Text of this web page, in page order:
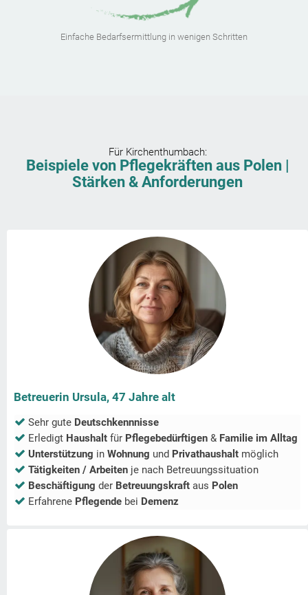
Einfache Bedarfsermittlung in wenigen Schritten
Für Kirchenthumbach:
Beispiele von Pflegekräften aus Polen |
Stärken & Anforderungen
Betreuerin Ursula, 47 Jahre alt
Sehr gute Deutschkennnisse
Erledigt Haushalt für Pflegebedürftigen & Familie im Alltag
Unterstützung in Wohnung und Privathaushalt möglich
Tätigkeiten / Arbeiten je nach Betreuungssituation
Beschäftigung der Betreuungskraft aus Polen
Erfahrene Pflegende bei Demenz